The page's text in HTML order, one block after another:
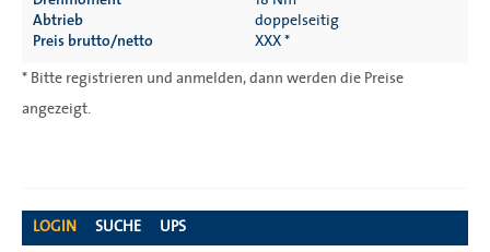
Abtrieb
doppelseitig
Preis brutto/netto
XXX *
* Bitte registrieren und anmelden, dann werden die Preise
angezeigt.
LOGIN SUCHE UPS